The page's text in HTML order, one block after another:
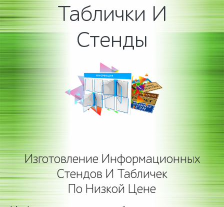
Таблички И
Стенды
Изготовление Информационных
Стендов И Табличек
По Низкой Цене